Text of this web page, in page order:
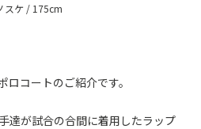
スケ/ 175cm
コートのご紹介です。
達が試合の合間に着用したラップ